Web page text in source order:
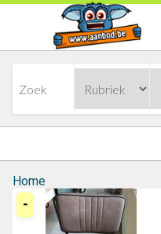
Home
-